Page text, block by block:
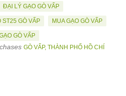
ĐẠI LÝ GẠO GÒ VẤP
ST25 GÒ VẤP MUA GẠO GÒ VẤP
GÒ VẤP
GÒ VẤP, THÀNH PHỐ HỒ CHÍ